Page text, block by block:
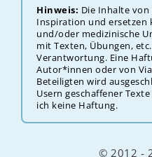
Hinweis: Die Inhalte
Inspiration und ersetzen
und/oder medizinische
mit Texten, Übungen,
Verantwortung. Eine
Autor*innen oder von
Beteiligten wird
Usern geschaffener
ich keine Haftung.
© 2012 -